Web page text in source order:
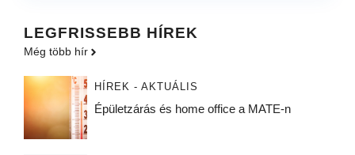
LEGFRISSEBB HÍREK
Még több hír
HÍREK - AKTUÁLIS
Épületzárás és home office a MATE-n